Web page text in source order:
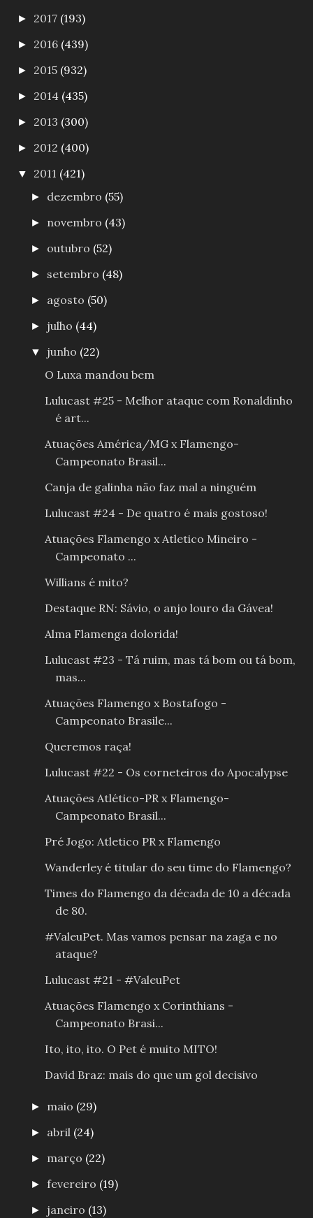
► 2017 (193)
► 2016 (439)
► 2015 (932)
► 2014 (435)
► 2013 (300)
► 2012 (400)
▼ 2011 (421)
► dezembro (55)
► novembro (43)
► outubro (52)
► setembro (48)
► agosto (50)
► julho (44)
▼ junho (22)
O Luxa mandou bem
Lulucast #25 - Melhor ataque com Ronaldinho
é art...
Atuações América/MG x Flamengo-
Campeonato Brasil...
Canja de galinha não faz mal a ninguém
Lulucast #24 - De quatro é mais gostoso!
Atuações Flamengo x Atletico Mineiro -
Campeonato ...
Willians é mito?
Destaque RN: Sávio, o anjo louro da Gávea!
Alma Flamenga dolorida!
Lulucast #23 - Tá ruim, mas tá bom ou tá bom,
mas...
Atuações Flamengo x Bostafogo -
Campeonato Brasile...
Queremos raça!
Lulucast #22 - Os corneteiros do Apocalypse
Atuações Atlético-PR x Flamengo-
Campeonato Brasil...
Pré Jogo: Atletico PR x Flamengo
Wanderley é titular do seu time do Flamengo?
Times do Flamengo da década de 10 a década
de 80.
#ValeuPet. Mas vamos pensar na zaga e no
ataque?
Lulucast #21 - #ValeuPet
Atuações Flamengo x Corinthians -
Campeonato Brasi...
Ito, ito, ito. O Pet é muito MITO!
David Braz: mais do que um gol decisivo
► maio (29)
► abril (24)
► março (22)
►fevereiro (19)
► janeiro (13)